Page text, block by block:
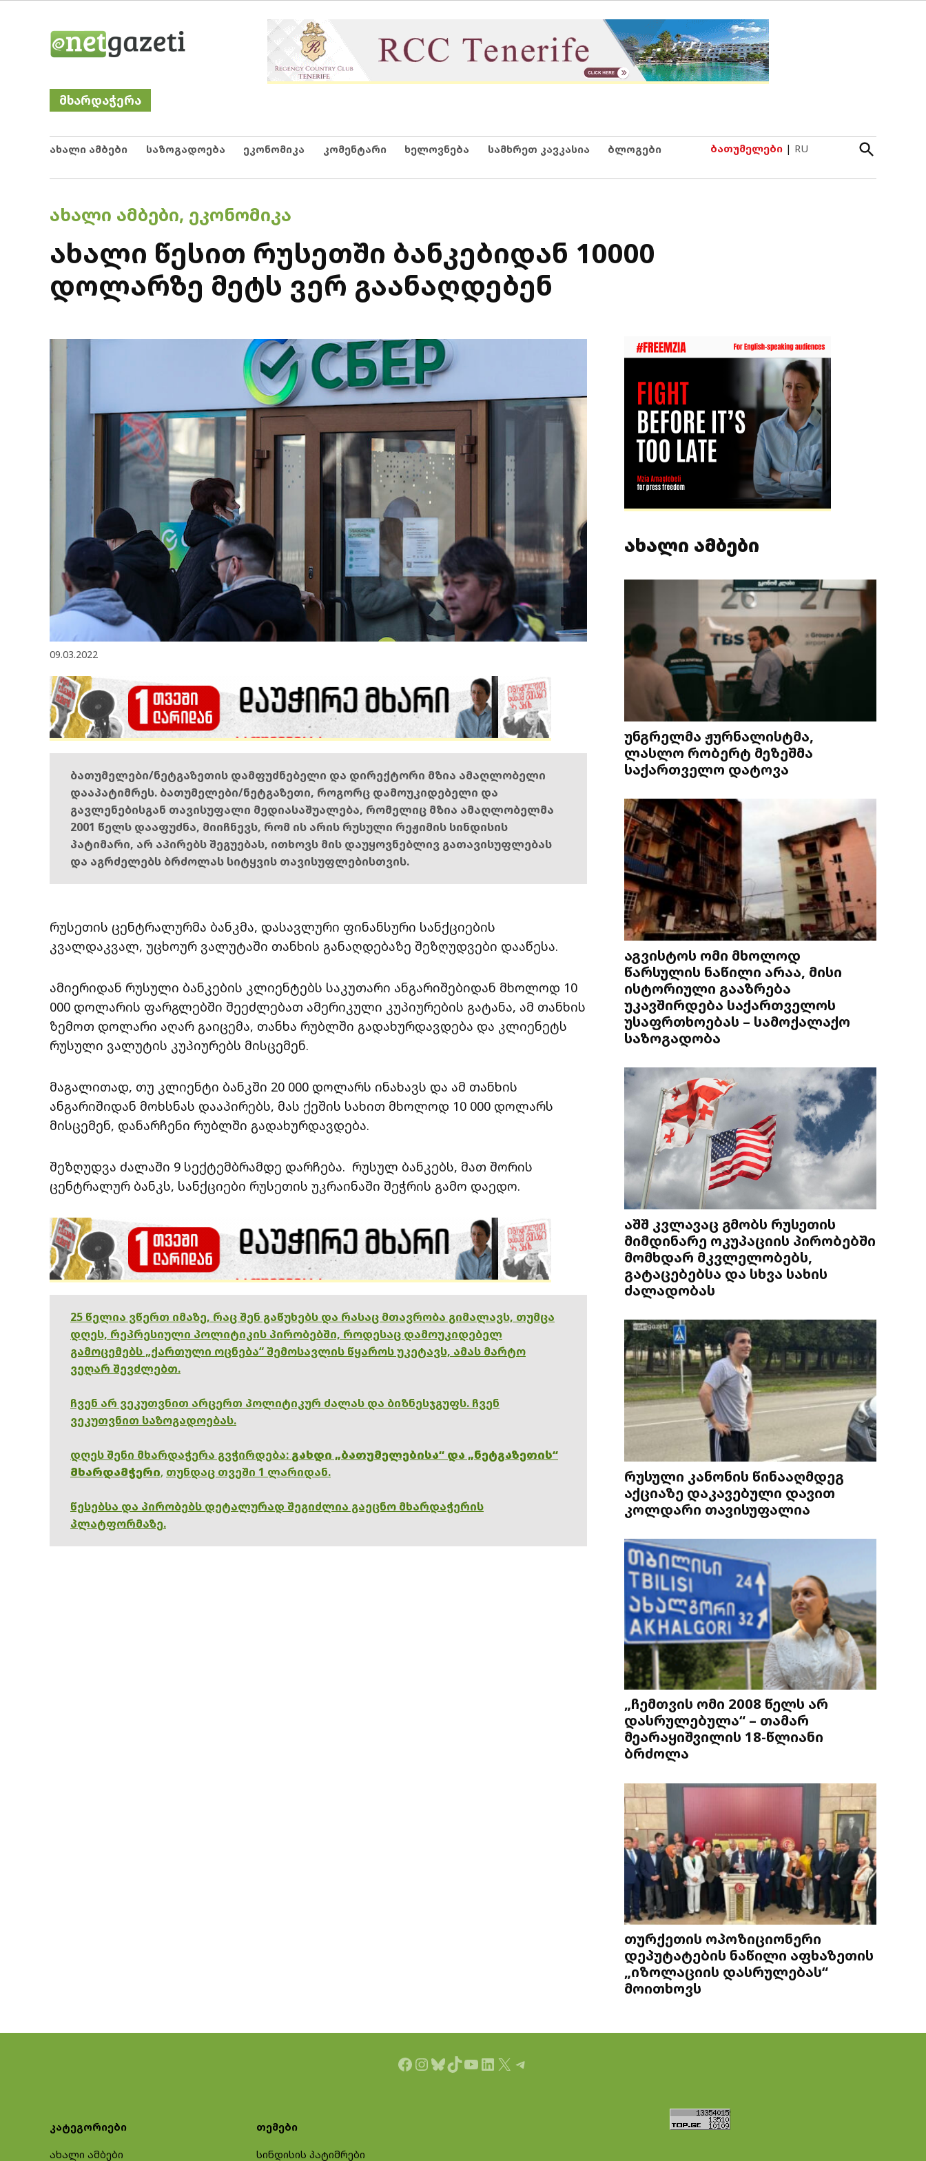
Netgazeti
მხარდაჭერა
ახალი ამბები საზოგადოება ეკონომიკა კომენტარი ხელოვნება სამხრეთ კავკასია ბლოგები ბათუმელები | RU
Open
Search
POSTED
ᲐᲮᲐᲚᲘ ᲐᲛᲑᲔᲑᲘ, ᲔᲙᲝᲜᲝᲛᲘᲙᲐ
ახალი წესით რუსეთში ბანკებიდან 10000
დოლარზე მეტს ვერ გაანაღდებენ
09.03.2022
ბათუმელები/ნეტგაზეთის დამფუძნებელი და დირექტორი მზია ამაღლობელი
დააპატიმრეს. ბათუმელები/ნეტგაზეთი, როგორც დამოუკიდებელი და
გავლენებისგან თავისუფალი მედიასაშუალება, რომელიც მზია ამაღლობელმა
2001 წელს დააფუძნა, მიიჩნევს, რომ ის არის რუსული რეჟიმის სინდისის
პატიმარი, არ აპირებს შეგუებას, ითხოვს მის დაუყოვნებლივ გათავისუფლებას
და აგრძელებს ბრძოლას სიტყვის თავისუფლებისთვის.
რუსეთის ცენტრალურმა ბანკმა, დასავლური ფინანსური სანქციების
კვალდაკვალ, უცხოურ ვალუტაში თანხის განაღდებაზე შეზღუდვები დააწესა.
ამიერიდან რუსული ბანკების კლიენტებს საკუთარი ანგარიშებიდან მხოლოდ 10
000 დოლარის ფარგლებში შეეძლებათ ამერიკული კუპიურების გატანა, ამ თანხის
ზემოთ დოლარი აღარ გაიცემა, თანხა რუბლში გადახურდავდება და კლიენეტს
რუსული ვალუტის კუპიურებს მისცემენ.
მაგალითად, თუ კლიენტი ბანკში 20 000 დოლარს ინახავს და ამ თანხის
ანგარიშიდან მოხსნას დააპირებს, მას ქეშის სახით მხოლოდ 10 000 დოლარს
მისცემენ, დანარჩენი რუბლში გადახურდავდება.
შეზღუდვა ძალაში 9 სექტემბრამდე დარჩება. რუსულ ბანკებს, მათ შორის
ცენტრალურ ბანკს, სანქციები რუსეთის უკრაინაში შეჭრის გამო დაედო.
25 წელია ვწერთ იმაზე, რაც შენ გაწუხებს და რასაც მთავრობა გიმალავს, თუმცა
დღეს, რეპრესიული პოლიტიკის პირობებში, როდესაც დამოუკიდებელ
გამოცემებს „ქართული ოცნება“ შემოსავლის წყაროს უკეტავს, ამას მარტო
ვეღარ შევძლებთ.
ჩვენ არ ვეკუთვნით არცერთ პოლიტიკურ ძალას და ბიზნესჯგუფს. ჩვენ
ვეკუთვნით საზოგადოებას.
დღეს შენი მხარდაჭერა გვჭირდება: გახდი „ბათუმელებისა“ და „ნეტგაზეთის“
მხარდამჭერი, თუნდაც თვეში 1 ლარიდან.
წესებსა და პირობებს დეტალურად შეგიძლია გაეცნო მხარდაჭერის
პლატფორმაზე.
ახალი ამბები
უნგრელმა ჟურნალისტმა,
ლასლო რობერტ მეზეშმა
საქართველო დატოვა
აგვისტოს ომი მხოლოდ
წარსულის ნაწილი არაა, მისი
ისტორიული გააზრება
უკავშირდება საქართველოს
უსაფრთხოებას – სამოქალაქო
საზოგადობა
აშშ კვლავაც გმობს რუსეთის
მიმდინარე ოკუპაციის პირობებში
მომხდარ მკვლელობებს,
გატაცებებსა და სხვა სახის
ძალადობას
რუსული კანონის წინააღმდეგ
აქციაზე დაკავებული დავით
კოლდარი თავისუფალია
„ჩემთვის ომი 2008 წელს არ
დასრულებულა“ – თამარ
მეარაყიშვილის 18-წლიანი
ბრძოლა
თურქეთის ოპოზიციონერი
დეპუტატების ნაწილი აფხაზეთის
„იზოლაციის დასრულებას“
მოითხოვს
Facebook
Instagram
Bluesky
TikTok
YouTube
LinkedIn
X Telegram
კატეგორიები
ახალი ამბები
თემები
სინდისის პატიმრები